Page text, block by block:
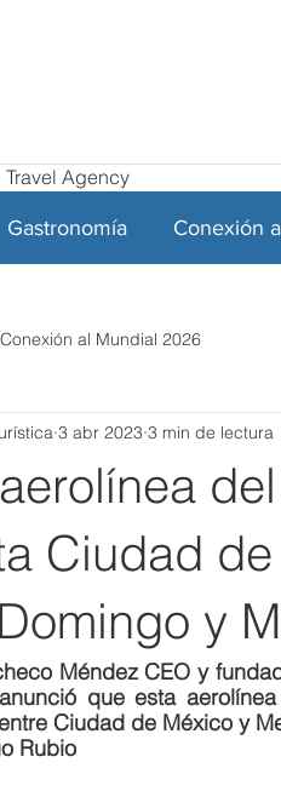
Travel Agency
Gastronomía Conexión
Conexión al Mundial 2026
Ciudad
y
3 abr 2023 3 min de lectura
Méndez CEO y
que esta
Ciudad de México y
Rubio